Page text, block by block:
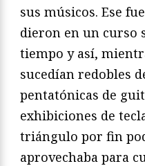
sus músicos. Ese
dieron en un curso
tiempo y así,
sucedían redobles
pentatónicas de
exhibiciones de
triángulo por fin
aprovechaba para